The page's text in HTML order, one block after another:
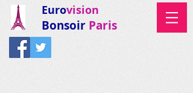
Eurovision
Bonsoir Paris